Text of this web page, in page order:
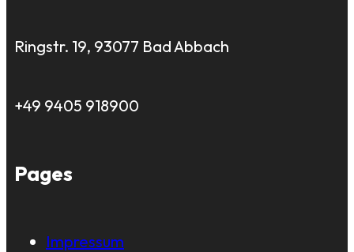
Ringstr. 19, 93077 Bad Abbach
+49 9405 918900
Pages
Impressum